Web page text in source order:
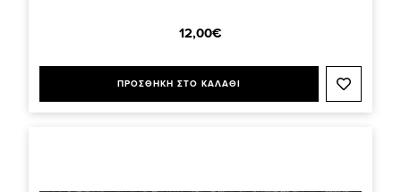
12,00€
ΠΡΟΣΘΗΚΗ ΣΤΟ ΚΑΛΑΘΙ